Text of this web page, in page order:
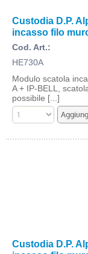
Custodia D.P.
incasso filo
Cod. Art.:
HE730A
Modulo scatola
A + IP-BELL,
possibile [...]
Custodia D.P.